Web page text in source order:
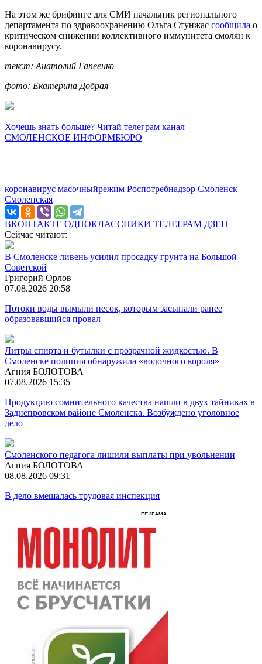
На этом же брифинге для СМИ начальник регионального
департамента по здравоохранению Ольга Стунжас сообщила о
критическом снижении коллективного иммунитета смолян к
коронавирусу.
текст: Анатолий Гапеенко
фото: Екатерина Добрая
Хочешь знать больше? Читай телеграм канал
СМОЛЕНСКОЕ ИНФОРМБЮРО
коронавирус масочныйрежим Роспотребнадзор Смоленск
Смоленская
ВКОНТАКТЕ ОДНОКЛАССНИКИ ТЕЛЕГРАМ ДЗЕН
Сейчас читают:
В Смоленске ливень усилил просадку грунта на Большой
Советской
Григорий Орлов
07.08.2026 20:58
Потоки воды вымыли песок, которым засыпали ранее
образовавшийся провал
Литры спирта и бутылки с прозрачной жидкостью. В
Смоленске полиция обнаружила «водочного короля»
Агния БОЛОТОВА
07.08.2026 15:35
Продукцию сомнительного качества нашли в двух тайниках в
Заднепровском районе Смоленска. Возбуждено уголовное
дело
Смоленского педагога лишили выплаты при увольнении
Агния БОЛОТОВА
08.08.2026 09:31
В дело вмешалась трудовая инспекция